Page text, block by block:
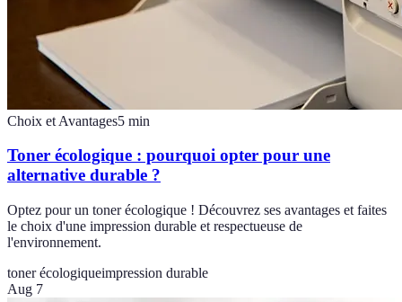
Choix et Avantages5 min
Toner écologique : pourquoi opter pour une
alternative durable ?
Optez pour un toner écologique ! Découvrez ses avantages et faites
le choix d'une impression durable et respectueuse de
l'environnement.
toner écologiqueimpression durable
Aug 7